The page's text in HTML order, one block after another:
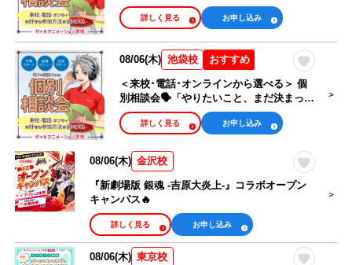
レント・歌い
手・アニソン歌
手
VTuber・Vライ
バー・配信者
アニメーター・
アニメ監督・他
アニメ関係
イラストレータ
ー・漫画家
トノベル・小説
家
ジャー・アイド
ルマネージャー
ライブ制作・舞
台制作・イベン
トスタッフ
ゲーム・ゲーム
プログラマー
ない」キミも大歓迎！
お申し込み
詳しく見る
おすすめ
08/06(木) 池袋校
＜来校･電話･オンラインから選べる＞ 個
別相談会🗣️「やりたいこと、まだ決まって
ない」キミも大歓迎！
お申し込み
詳しく見る
08/06(木) 金沢校
『新劇場版 銀魂 -吉原大炎上-』コラボオープン
キャンパス🔥
お申し込み
詳しく見る
08/06(木) 東京校